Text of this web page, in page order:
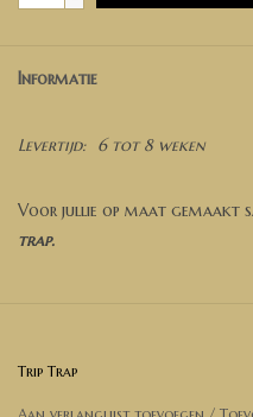
Informatie
Levertijd: 6 tot 8 weken
Voor jullie op maat gemaakt
trap.
Afmetingen tafel op foto:
Trip Trap